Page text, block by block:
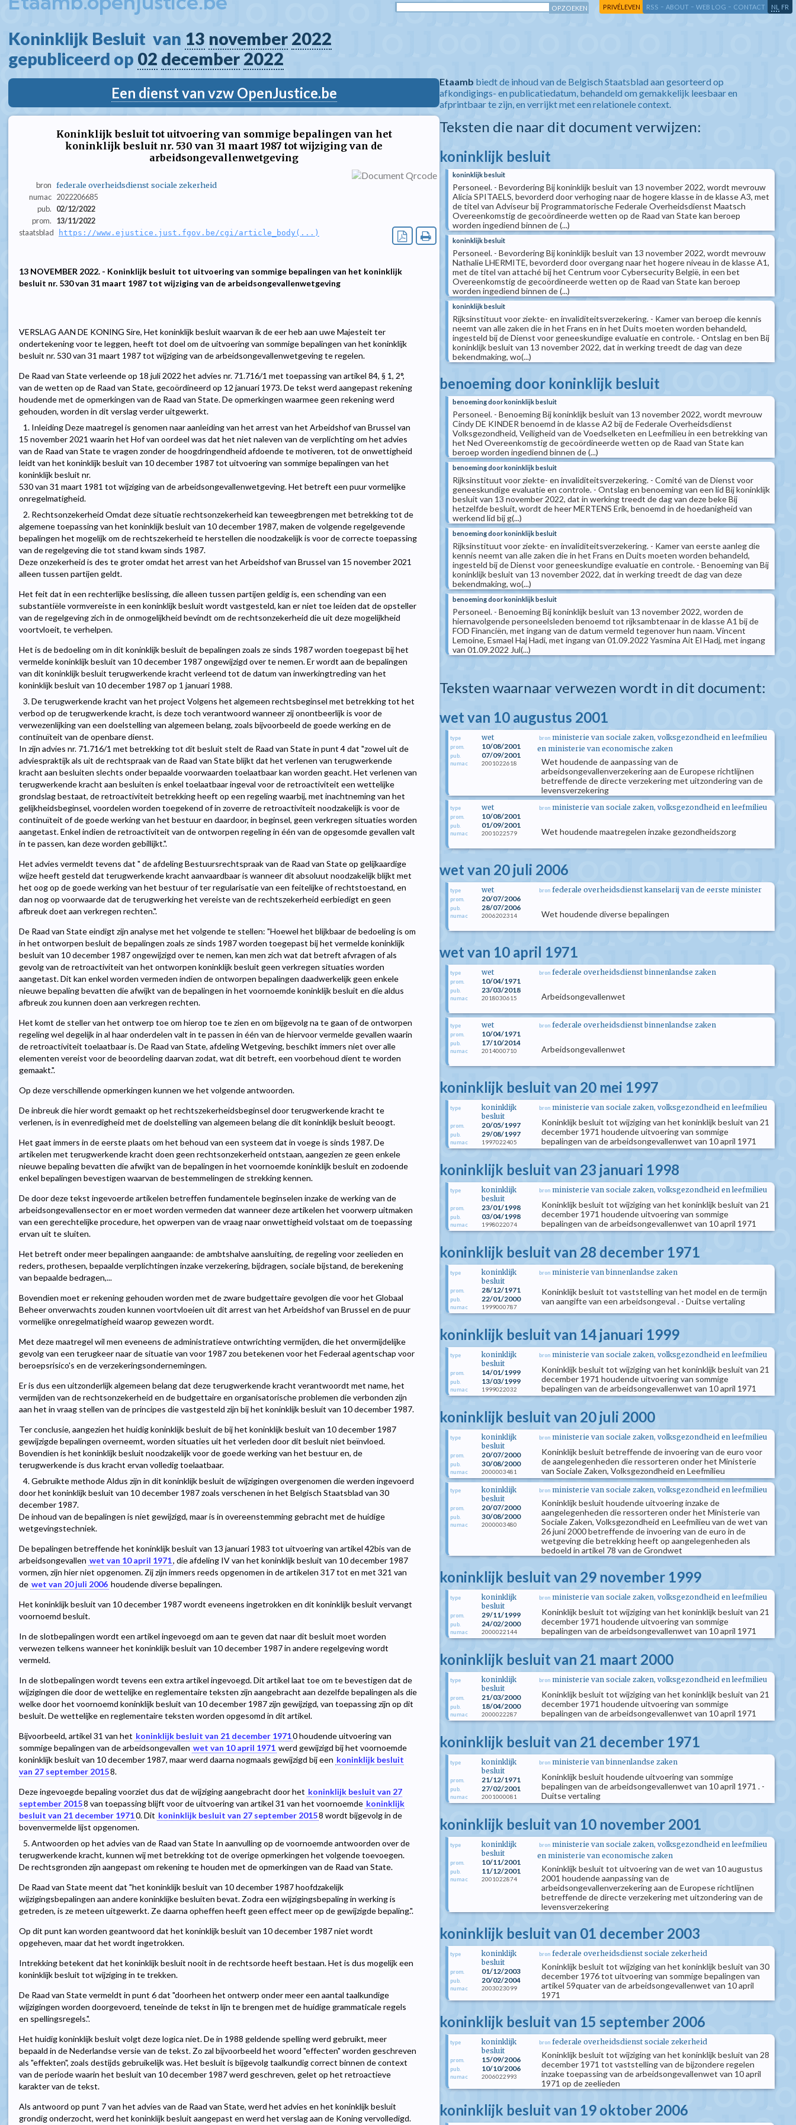
PRIVÉLEVEN RSS - ABOUT - WEB LOG - CONTACT NL FR
Koninklijk Besluit  van 13 november 2022
gepubliceerd op 02 december 2022
Een dienst van vzw OpenJustice.be
Koninklijk besluit tot uitvoering van sommige bepalingen van het
koninklijk besluit nr. 530 van 31 maart 1987 tot wijziging van de
arbeidsongevallenwetgeving
bron federale overheidsdienst sociale zekerheid
numac 2022206685
pub.
02/12/2022
prom.
13/11/2022
staatsblad
https://www.ejustice.just.fgov.be/cgi/article_body(...)
13 NOVEMBER 2022. - Koninklijk besluit tot uitvoering van sommige bepalingen van het koninklijk
besluit nr. 530 van 31 maart 1987 tot wijziging van de arbeidsongevallenwetgeving
VERSLAG AAN DE KONING Sire, Het koninklijk besluit waarvan ik de eer heb aan uwe Majesteit ter
ondertekening voor te leggen, heeft tot doel om de uitvoering van sommige bepalingen van het koninklijk
besluit nr. 530 van 31 maart 1987 tot wijziging van de arbeidsongevallenwetgeving te regelen.
De Raad van State verleende op 18 juli 2022 het advies nr. 71.716/1 met toepassing van artikel 84, § 1, 2°,
van de wetten op de Raad van State, gecoördineerd op 12 januari 1973. De tekst werd aangepast rekening
houdende met de opmerkingen van de Raad van State. De opmerkingen waarmee geen rekening werd
gehouden, worden in dit verslag verder uitgewerkt.
1. Inleiding Deze maatregel is genomen naar aanleiding van het arrest van het Arbeidshof van Brussel van
15 november 2021 waarin het Hof van oordeel was dat het niet naleven van de verplichting om het advies
van de Raad van State te vragen zonder de hoogdringendheid afdoende te motiveren, tot de onwettigheid
leidt van het koninklijk besluit van 10 december 1987 tot uitvoering van sommige bepalingen van het
koninklijk besluit nr.
530 van 31 maart 1981 tot wijziging van de arbeidsongevallenwetgeving. Het betreft een puur vormelijke
onregelmatigheid.
2. Rechtsonzekerheid Omdat deze situatie rechtsonzekerheid kan teweegbrengen met betrekking tot de
algemene toepassing van het koninklijk besluit van 10 december 1987, maken de volgende regelgevende
bepalingen het mogelijk om de rechtszekerheid te herstellen die noodzakelijk is voor de correcte toepassing
van de regelgeving die tot stand kwam sinds 1987.
Deze onzekerheid is des te groter omdat het arrest van het Arbeidshof van Brussel van 15 november 2021
alleen tussen partijen geldt.
Het feit dat in een rechterlijke beslissing, die alleen tussen partijen geldig is, een schending van een
substantiële vormvereiste in een koninklijk besluit wordt vastgesteld, kan er niet toe leiden dat de opsteller
van de regelgeving zich in de onmogelijkheid bevindt om de rechtsonzekerheid die uit deze mogelijkheid
voortvloeit, te verhelpen.
Het is de bedoeling om in dit koninklijk besluit de bepalingen zoals ze sinds 1987 worden toegepast bij het
vermelde koninklijk besluit van 10 december 1987 ongewijzigd over te nemen. Er wordt aan de bepalingen
van dit koninklijk besluit terugwerkende kracht verleend tot de datum van inwerkingtreding van het
koninklijk besluit van 10 december 1987 op 1 januari 1988.
3. De terugwerkende kracht van het project Volgens het algemeen rechtsbeginsel met betrekking tot het
verbod op de terugwerkende kracht, is deze toch verantwoord wanneer zij onontbeerlijk is voor de
verwezenlijking van een doelstelling van algemeen belang, zoals bijvoorbeeld de goede werking en de
continuïteit van de openbare dienst.
In zijn advies nr. 71.716/1 met betrekking tot dit besluit stelt de Raad van State in punt 4 dat "zowel uit de
adviespraktijk als uit de rechtspraak van de Raad van State blijkt dat het verlenen van terugwerkende
kracht aan besluiten slechts onder bepaalde voorwaarden toelaatbaar kan worden geacht. Het verlenen van
terugwerkende kracht aan besluiten is enkel toelaatbaar ingeval voor de retroactiviteit een wettelijke
grondslag bestaat, de retroactiviteit betrekking heeft op een regeling waarbij, met inachtneming van het
gelijkheidsbeginsel, voordelen worden toegekend of in zoverre de retroactiviteit noodzakelijk is voor de
continuïteit of de goede werking van het bestuur en daardoor, in beginsel, geen verkregen situaties worden
aangetast. Enkel indien de retroactiviteit van de ontworpen regeling in één van de opgesomde gevallen valt
in te passen, kan deze worden gebillijkt.".
Het advies vermeldt tevens dat " de afdeling Bestuursrechtspraak van de Raad van State op gelijkaardige
wijze heeft gesteld dat terugwerkende kracht aanvaardbaar is wanneer dit absoluut noodzakelijk blijkt met
het oog op de goede werking van het bestuur of ter regularisatie van een feitelijke of rechtstoestand, en
dan nog op voorwaarde dat de terugwerking het vereiste van de rechtszekerheid eerbiedigt en geen
afbreuk doet aan verkregen rechten.".
De Raad van State eindigt zijn analyse met het volgende te stellen: "Hoewel het blijkbaar de bedoeling is om
in het ontworpen besluit de bepalingen zoals ze sinds 1987 worden toegepast bij het vermelde koninklijk
besluit van 10 december 1987 ongewijzigd over te nemen, kan men zich wat dat betreft afvragen of als
gevolg van de retroactiviteit van het ontworpen koninklijk besluit geen verkregen situaties worden
aangetast. Dit kan enkel worden vermeden indien de ontworpen bepalingen daadwerkelijk geen enkele
nieuwe bepaling bevatten die afwijkt van de bepalingen in het voornoemde koninklijk besluit en die aldus
afbreuk zou kunnen doen aan verkregen rechten.
Het komt de steller van het ontwerp toe om hierop toe te zien en om bijgevolg na te gaan of de ontworpen
regeling wel degelijk in al haar onderdelen valt in te passen in één van de hiervoor vermelde gevallen waarin
de retroactiviteit toelaatbaar is. De Raad van State, afdeling Wetgeving, beschikt immers niet over alle
elementen vereist voor de beoordeling daarvan zodat, wat dit betreft, een voorbehoud dient te worden
gemaakt.".
Op deze verschillende opmerkingen kunnen we het volgende antwoorden.
De inbreuk die hier wordt gemaakt op het rechtszekerheidsbeginsel door terugwerkende kracht te
verlenen, is in evenredigheid met de doelstelling van algemeen belang die dit koninklijk besluit beoogt.
Het gaat immers in de eerste plaats om het behoud van een systeem dat in voege is sinds 1987. De
artikelen met terugwerkende kracht doen geen rechtsonzekerheid ontstaan, aangezien ze geen enkele
nieuwe bepaling bevatten die afwijkt van de bepalingen in het voornoemde koninklijk besluit en zodoende
enkel bepalingen bevestigen waarvan de bestemmelingen de strekking kennen.
De door deze tekst ingevoerde artikelen betreffen fundamentele beginselen inzake de werking van de
arbeidsongevallensector en er moet worden vermeden dat wanneer deze artikelen het voorwerp uitmaken
van een gerechtelijke procedure, het opwerpen van de vraag naar onwettigheid volstaat om de toepassing
ervan uit te sluiten.
Het betreft onder meer bepalingen aangaande: de ambtshalve aansluiting, de regeling voor zeelieden en
reders, prothesen, bepaalde verplichtingen inzake verzekering, bijdragen, sociale bijstand, de berekening
van bepaalde bedragen,...
Bovendien moet er rekening gehouden worden met de zware budgettaire gevolgen die voor het Globaal
Beheer onverwachts zouden kunnen voortvloeien uit dit arrest van het Arbeidshof van Brussel en de puur
vormelijke onregelmatigheid waarop gewezen wordt.
Met deze maatregel wil men eveneens de administratieve ontwrichting vermijden, die het onvermijdelijke
gevolg van een terugkeer naar de situatie van voor 1987 zou betekenen voor het Federaal agentschap voor
beroepsrisico's en de verzekeringsondernemingen.
Er is dus een uitzonderlijk algemeen belang dat deze terugwerkende kracht verantwoordt met name, het
vermijden van de rechtsonzekerheid en de budgettaire en organisatorische problemen die verbonden zijn
aan het in vraag stellen van de principes die vastgesteld zijn bij het koninklijk besluit van 10 december 1987.
Ter conclusie, aangezien het huidig koninklijk besluit de bij het koninklijk besluit van 10 december 1987
gewijzigde bepalingen overneemt, worden situaties uit het verleden door dit besluit niet beïnvloed.
Bovendien is het koninklijk besluit noodzakelijk voor de goede werking van het bestuur en, de
terugwerkende is dus kracht ervan volledig toelaatbaar.
4. Gebruikte methode Aldus zijn in dit koninklijk besluit de wijzigingen overgenomen die werden ingevoerd
door het koninklijk besluit van 10 december 1987 zoals verschenen in het Belgisch Staatsblad van 30
december 1987.
De inhoud van de bepalingen is niet gewijzigd, maar is in overeenstemming gebracht met de huidige
wetgevingstechniek.
De bepalingen betreffende het koninklijk besluit van 13 januari 1983 tot uitvoering van artikel 42bis van de
arbeidsongevallen wet van 10 april 1971, die afdeling IV van het koninklijk besluit van 10 december 1987
vormen, zijn hier niet opgenomen. Zij zijn immers reeds opgenomen in de artikelen 317 tot en met 321 van
de wet van 20 juli 2006 houdende diverse bepalingen.
Het koninklijk besluit van 10 december 1987 wordt eveneens ingetrokken en dit koninklijk besluit vervangt
voornoemd besluit.
In de slotbepalingen wordt een artikel ingevoegd om aan te geven dat naar dit besluit moet worden
verwezen telkens wanneer het koninklijk besluit van 10 december 1987 in andere regelgeving wordt
vermeld.
In de slotbepalingen wordt tevens een extra artikel ingevoegd. Dit artikel laat toe om te bevestigen dat de
wijzigingen die door de wettelijke en reglementaire teksten zijn aangebracht aan dezelfde bepalingen als die
welke door het voornoemd koninklijk besluit van 10 december 1987 zijn gewijzigd, van toepassing zijn op dit
besluit. De wettelijke en reglementaire teksten worden opgesomd in dit artikel.
Bijvoorbeeld, artikel 31 van het koninklijk besluit van 21 december 19710houdende uitvoering van
sommige bepalingen van de arbeidsongevallen wet van 10 april 1971 werd gewijzigd bij het voornoemde
koninklijk besluit van 10 december 1987, maar werd daarna nogmaals gewijzigd bij een koninklijk besluit
van 27 september 20158.
Deze ingevoegde bepaling voorziet dus dat de wijziging aangebracht door het koninklijk besluit van 27
september 20158 van toepassing blijft voor de uitvoering van artikel 31 van het voornoemde koninklijk
besluit van 21 december 19710. Dit koninklijk besluit van 27 september 20158 wordt bijgevolg in de
bovenvermelde lijst opgenomen.
5. Antwoorden op het advies van de Raad van State In aanvulling op de voornoemde antwoorden over de
terugwerkende kracht, kunnen wij met betrekking tot de overige opmerkingen het volgende toevoegen.
De rechtsgronden zijn aangepast om rekening te houden met de opmerkingen van de Raad van State.
De Raad van State meent dat "het koninklijk besluit van 10 december 1987 hoofdzakelijk
wijzigingsbepalingen aan andere koninklijke besluiten bevat. Zodra een wijzigingsbepaling in werking is
getreden, is ze meteen uitgewerkt. Ze daarna opheffen heeft geen effect meer op de gewijzigde bepaling.".
Op dit punt kan worden geantwoord dat het koninklijk besluit van 10 december 1987 niet wordt
opgeheven, maar dat het wordt ingetrokken.
Intrekking betekent dat het koninklijk besluit nooit in de rechtsorde heeft bestaan. Het is dus mogelijk een
koninklijk besluit tot wijziging in te trekken.
De Raad van State vermeldt in punt 6 dat "doorheen het ontwerp onder meer een aantal taalkundige
wijzigingen worden doorgevoerd, teneinde de tekst in lijn te brengen met de huidige grammaticale regels
en spellingsregels.".
Het huidig koninklijk besluit volgt deze logica niet. De in 1988 geldende spelling werd gebruikt, meer
bepaald in de Nederlandse versie van de tekst. Zo zal bijvoorbeeld het woord "effecten" worden geschreven
als "effekten", zoals destijds gebruikelijk was. Het besluit is bijgevolg taalkundig correct binnen de context
van de periode waarin het besluit van 10 december 1987 werd geschreven, gelet op het retroactieve
karakter van de tekst.
Als antwoord op punt 7 van het advies van de Raad van State, werd het advies en het koninklijk besluit
grondig onderzocht, werd het koninklijk besluit aangepast en werd het verslag aan de Koning vervolledigd.
Etaamb biedt de inhoud van de Belgisch Staatsblad aan gesorteerd op
afkondigings- en publicatiedatum, behandeld om gemakkelijk leesbaar en
afprintbaar te zijn, en verrijkt met een relationele context.
Teksten die naar dit document verwijzen:
koninklijk besluit
koninklijk besluit
Personeel. - Bevordering Bij koninklijk besluit van 13 november 2022, wordt mevrouw
Alicia SPITAELS, bevorderd door verhoging naar de hogere klasse in de klasse A3, met
de titel van Adviseur bij Programmatorische Federale Overheidsdienst Maatsch
Overeenkomstig de gecoördineerde wetten op de Raad van State kan beroep
worden ingediend binnen de (...)
koninklijk besluit
Personeel. - Bevordering Bij koninklijk besluit van 13 november 2022, wordt mevrouw
Nathalie LHERMITE, bevorderd door overgang naar het hogere niveau in de klasse A1,
met de titel van attaché bij het Centrum voor Cybersecurity België, in een bet
Overeenkomstig de gecoördineerde wetten op de Raad van State kan beroep
worden ingediend binnen de (...)
koninklijk besluit
Rijksinstituut voor ziekte- en invaliditeitsverzekering. - Kamer van beroep die kennis
neemt van alle zaken die in het Frans en in het Duits moeten worden behandeld,
ingesteld bij de Dienst voor geneeskundige evaluatie en controle. - Ontslag en ben Bij
koninklijk besluit van 13 november 2022, dat in werking treedt de dag van deze
bekendmaking, wo(...)
benoeming door koninklijk besluit
benoeming door koninklijk besluit
Personeel. - Benoeming Bij koninklijk besluit van 13 november 2022, wordt mevrouw
Cindy DE KINDER benoemd in de klasse A2 bij de Federale Overheidsdienst
Volksgezondheid, Veiligheid van de Voedselketen en Leefmilieu in een betrekking van
het Ned Overeenkomstig de gecoördineerde wetten op de Raad van State kan
beroep worden ingediend binnen de (...)
benoeming door koninklijk besluit
Rijksinstituut voor ziekte- en invaliditeitsverzekering. - Comité van de Dienst voor
geneeskundige evaluatie en controle. - Ontslag en benoeming van een lid Bij koninklijk
besluit van 13 november 2022, dat in werking treedt de dag van deze beke Bij
hetzelfde besluit, wordt de heer MERTENS Erik, benoemd in de hoedanigheid van
werkend lid bij g(...)
benoeming door koninklijk besluit
Rijksinstituut voor ziekte- en invaliditeitsverzekering. - Kamer van eerste aanleg die
kennis neemt van alle zaken die in het Frans en Duits moeten worden behandeld,
ingesteld bij de Dienst voor geneeskundige evaluatie en controle. - Benoeming van Bij
koninklijk besluit van 13 november 2022, dat in werking treedt de dag van deze
bekendmaking, wo(...)
benoeming door koninklijk besluit
Personeel. - Benoeming Bij koninklijk besluit van 13 november 2022, worden de
hiernavolgende personeelsleden benoemd tot rijksambtenaar in de klasse A1 bij de
FOD Financiën, met ingang van de datum vermeld tegenover hun naam. Vincent
Lemoine, Esmael Haj Hadi, met ingang van 01.09.2022 Yasmina Ait El Hadj, met ingang
van 01.09.2022 Jul(...)
Teksten waarnaar verwezen wordt in dit document:
wet van 10 augustus 2001
type wet
prom. 10/08/2001
pub. 07/09/2001
numac 2001022618
bron ministerie van sociale zaken, volksgezondheid en leefmilieu
en ministerie van economische zaken
Wet houdende de aanpassing van de
arbeidsongevallenverzekering aan de Europese richtlijnen
betreffende de directe verzekering met uitzondering van de
levensverzekering
type wet
prom. 10/08/2001
pub. 01/09/2001
numac 2001022579
bron ministerie van sociale zaken, volksgezondheid en leefmilieu
Wet houdende maatregelen inzake gezondheidszorg
wet van 20 juli 2006
type wet
prom. 20/07/2006
pub. 28/07/2006
numac 2006202314
bron federale overheidsdienst kanselarij van de eerste minister
Wet houdende diverse bepalingen
wet van 10 april 1971
type wet
prom. 10/04/1971
pub. 23/03/2018
numac 2018030615
bron federale overheidsdienst binnenlandse zaken
Arbeidsongevallenwet
type wet
prom. 10/04/1971
pub. 17/10/2014
numac 2014000710
bron federale overheidsdienst binnenlandse zaken
Arbeidsongevallenwet
koninklijk besluit van 20 mei 1997
type
koninklijk
besluit
prom. 20/05/1997
pub. 29/08/1997
numac 1997022405
bron ministerie van sociale zaken, volksgezondheid en leefmilieu
Koninklijk besluit tot wijziging van het koninklijk besluit van 21
december 1971 houdende uitvoering van sommige
bepalingen van de arbeidsongevallenwet van 10 april 1971
koninklijk besluit van 23 januari 1998
type
koninklijk
besluit
prom. 23/01/1998
pub. 03/04/1998
numac 1998022074
bron ministerie van sociale zaken, volksgezondheid en leefmilieu
Koninklijk besluit tot wijziging van het koninklijk besluit van 21
december 1971 houdende uitvoering van sommige
bepalingen van de arbeidsongevallenwet van 10 april 1971
koninklijk besluit van 28 december 1971
type
koninklijk
besluit
prom. 28/12/1971
pub. 22/01/2000
numac 1999000787
bron ministerie van binnenlandse zaken
Koninklijk besluit tot vaststelling van het model en de termijn
van aangifte van een arbeidsongeval . - Duitse vertaling
koninklijk besluit van 14 januari 1999
type
koninklijk
besluit
prom. 14/01/1999
pub. 13/03/1999
numac 1999022032
bron ministerie van sociale zaken, volksgezondheid en leefmilieu
Koninklijk besluit tot wijziging van het koninklijk besluit van 21
december 1971 houdende uitvoering van sommige
bepalingen van de arbeidsongevallenwet van 10 april 1971
koninklijk besluit van 20 juli 2000
type
koninklijk
besluit
prom. 20/07/2000
pub. 30/08/2000
numac 2000003481
bron ministerie van sociale zaken, volksgezondheid en leefmilieu
Koninklijk besluit betreffende de invoering van de euro voor
de aangelegenheden die ressorteren onder het Ministerie
van Sociale Zaken, Volksgezondheid en Leefmilieu
type
koninklijk
besluit
prom. 20/07/2000
pub. 30/08/2000
numac 2000003480
bron ministerie van sociale zaken, volksgezondheid en leefmilieu
Koninklijk besluit houdende uitvoering inzake de
aangelegenheden die ressorteren onder het Ministerie van
Sociale Zaken, Volksgezondheid en Leefmilieu van de wet van
26 juni 2000 betreffende de invoering van de euro in de
wetgeving die betrekking heeft op aangelegenheden als
bedoeld in artikel 78 van de Grondwet
koninklijk besluit van 29 november 1999
type
koninklijk
besluit
prom. 29/11/1999
pub. 24/02/2000
numac 2000022144
bron ministerie van sociale zaken, volksgezondheid en leefmilieu
Koninklijk besluit tot wijziging van het koninklijk besluit van 21
december 1971 houdende uitvoering van sommige
bepalingen van de arbeidsongevallenwet van 10 april 1971
koninklijk besluit van 21 maart 2000
type
koninklijk
besluit
prom. 21/03/2000
pub. 18/04/2000
numac 2000022287
bron ministerie van sociale zaken, volksgezondheid en leefmilieu
Koninklijk besluit tot wijziging van het koninklijk besluit van 21
december 1971 houdende uitvoering van sommige
bepalingen van de arbeidsongevallenwet van 10 april 1971
koninklijk besluit van 21 december 1971
type
koninklijk
besluit
prom. 21/12/1971
pub. 27/02/2001
numac 2001000081
bron ministerie van binnenlandse zaken
Koninklijk besluit houdende uitvoering van sommige
bepalingen van de arbeidsongevallenwet van 10 april 1971 . -
Duitse vertaling
koninklijk besluit van 10 november 2001
type
koninklijk
besluit
prom. 10/11/2001
pub. 11/12/2001
numac 2001022874
bron ministerie van sociale zaken, volksgezondheid en leefmilieu
en ministerie van economische zaken
Koninklijk besluit tot uitvoering van de wet van 10 augustus
2001 houdende aanpassing van de
arbeidsongevallenverzekering aan de Europese richtlijnen
betreffende de directe verzekering met uitzondering van de
levensverzekering
koninklijk besluit van 01 december 2003
type
koninklijk
besluit
prom. 01/12/2003
pub. 20/02/2004
numac 2003023099
bron federale overheidsdienst sociale zekerheid
Koninklijk besluit tot wijziging van het koninklijk besluit van 30
december 1976 tot uitvoering van sommige bepalingen van
artikel 59quater van de arbeidsongevallenwet van 10 april
1971
koninklijk besluit van 15 september 2006
type
koninklijk
besluit
prom. 15/09/2006
pub. 10/10/2006
numac 2006022993
bron federale overheidsdienst sociale zekerheid
Koninklijk besluit tot wijziging van het koninklijk besluit van 28
december 1971 tot vaststelling van de bijzondere regelen
inzake toepassing van de arbeidsongevallenwet van 10 april
1971 op de zeelieden
koninklijk besluit van 19 oktober 2006